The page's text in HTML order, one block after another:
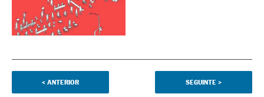
< ANTERIOR SEGUINTE >